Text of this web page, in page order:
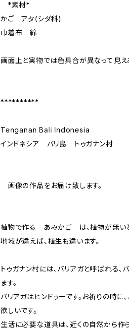
*素材*
かご アタ(シダ科)
巾着布 綿
画面上と実物では色具合が異なって見え
**********
Tenganan Bali Indonesia
インドネシア バリ島 トゥガナン村
画像の作品をお届け致します。
植物で作る あみかご は、植物が無いと
地域が違えば、植生も違います。
トゥガナン村には、バリアガと呼ばれる
ます。
バリアガはヒンドゥーです。お祈りの時に
欲しいです。
生活に必要な道具は、近くの自然から作